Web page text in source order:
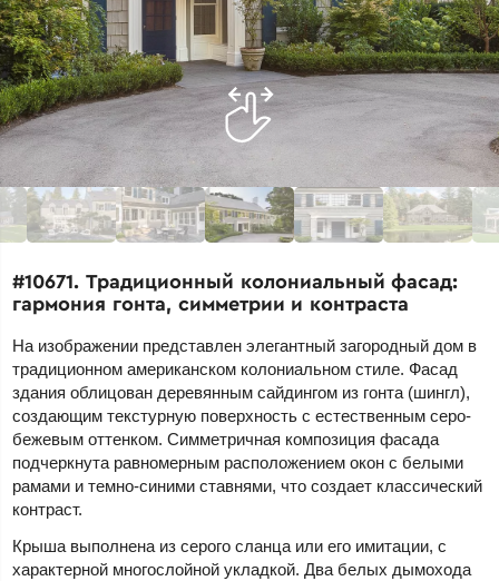
#10671. Традиционный колониальный фасад:
гармония гонта, симметрии и контраста
На изображении представлен элегантный загородный дом в
традиционном американском колониальном стиле. Фасад
здания облицован деревянным сайдингом из гонта (шингл),
создающим текстурную поверхность с естественным серо-
бежевым оттенком. Симметричная композиция фасада
подчеркнута равномерным расположением окон с белыми
рамами и темно-синими ставнями, что создает классический
контраст.
Крыша выполнена из серого сланца или его имитации, с
характерной многослойной укладкой. Два белых дымохода